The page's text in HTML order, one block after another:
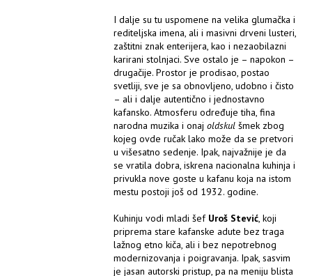
I dalje su tu uspomene na velika glumačka i
rediteljska imena, ali i masivni drveni lusteri,
zaštitni znak enterijera, kao i nezaobilazni
karirani stolnjaci. Sve ostalo je – napokon –
drugačije. Prostor je prodisao, postao
svetliji, sve je sa obnovljeno, udobno i čisto
– ali i dalje autentično i jednostavno
kafansko. Atmosferu određuje tiha, fina
narodna muzika i onajoldskul šmek zbog
kojeg ovde ručak lako može da se pretvori
u višesatno sedenje. Ipak, najvažnije je da
se vratila dobra, iskrena nacionalna kuhinja i
privukla nove goste u kafanu koja na istom
mestu postoji još od 1932. godine.
Kuhinju vodi mladi šef Uroš Stević , koji
priprema stare kafanske adute bez traga
lažnog etno kiča, ali i bez nepotrebnog
modernizovanja i poigravanja. Ipak, sasvim
je jasan autorski pristup, pa na meniju blista